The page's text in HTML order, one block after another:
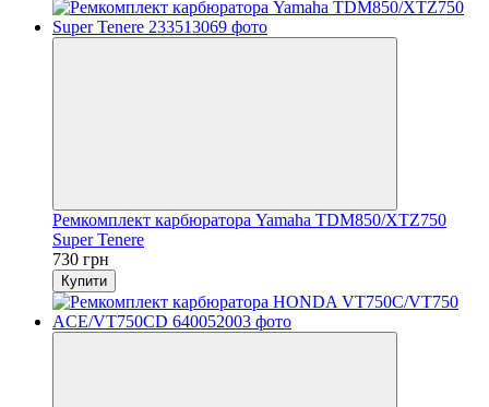
Ремкомплект карбюратора Yamaha TDM850/XTZ750
Super Tenere
730 грн
Купити